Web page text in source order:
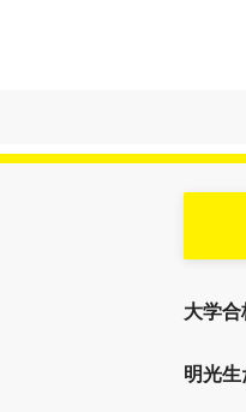
大学
明光